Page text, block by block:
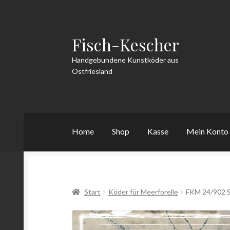
Zur
Navigation
springen
Zum
Inhalt
springen
Fisch-Kescher
Handgebundene Kunstköder aus
Ostfriesland
Home Shop Kasse Mein Konto
Vertrag widerrufenWarenkorb
Start Köder für Meerforelle FKM 24/902